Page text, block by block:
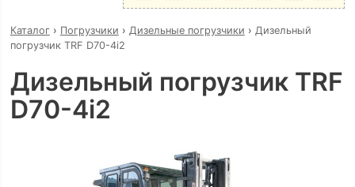
Каталог› Погрузчики › Дизельные погрузчики › Дизельный
погрузчик TRF D70-4i2
Дизельный погрузчик TRF
D70-4i2